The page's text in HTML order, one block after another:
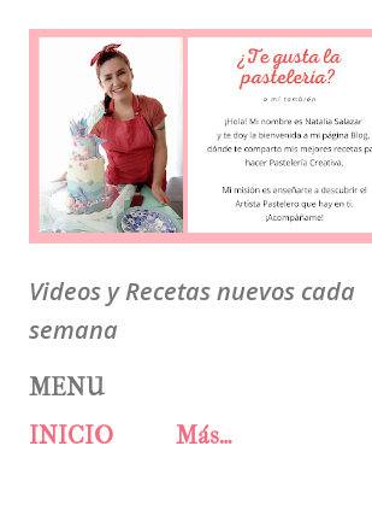
Ir al contenido principal
Videos y Recetas nuevos cada
semana
MENU
INICIO
Más…